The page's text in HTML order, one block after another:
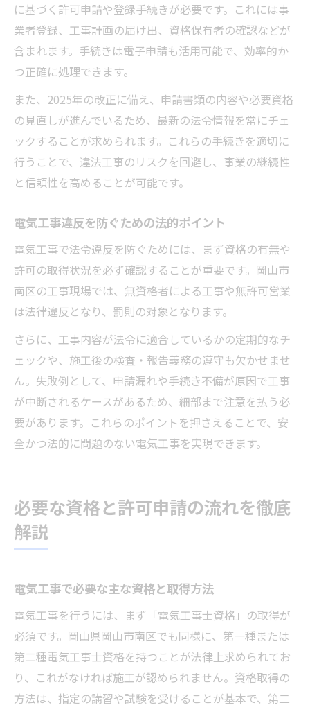
に基づく許可申請や登録手続きが必要です。これには事
業者登録、工事計画の届け出、資格保有者の確認などが
含まれます。手続きは電子申請も活用可能で、効率的か
つ正確に処理できます。
また、2025年の改正に備え、申請書類の内容や必要資格
の見直しが進んでいるため、最新の法令情報を常にチェ
ックすることが求められます。これらの手続きを適切に
行うことで、違法工事のリスクを回避し、事業の継続性
と信頼性を高めることが可能です。
電気工事違反を防ぐための法的ポイント
電気工事で法令違反を防ぐためには、まず資格の有無や
許可の取得状況を必ず確認することが重要です。岡山市
南区の工事現場では、無資格者による工事や無許可営業
は法律違反となり、罰則の対象となります。
さらに、工事内容が法令に適合しているかの定期的なチ
ェックや、施工後の検査・報告義務の遵守も欠かせませ
ん。失敗例として、申請漏れや手続き不備が原因で工事
が中断されるケースがあるため、細部まで注意を払う必
要があります。これらのポイントを押さえることで、安
全かつ法的に問題のない電気工事を実現できます。
必要な資格と許可申請の流れを徹底
解説
電気工事で必要な主な資格と取得方法
電気工事を行うには、まず「電気工事士資格」の取得が
必須です。岡山県岡山市南区でも同様に、第一種または
第二種電気工事士資格を持つことが法律上求められてお
り、これがなければ施工が認められません。資格取得の
方法は、指定の講習や試験を受けることが基本で、第二